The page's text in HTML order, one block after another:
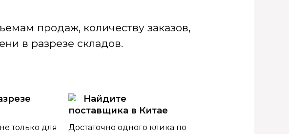
продаж, количеству заказов,
в разрезе складов.
только для
Найдите
поставщика в Китае
Достаточно одного клика по